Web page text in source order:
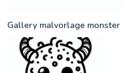
Gallery malvorlage monster